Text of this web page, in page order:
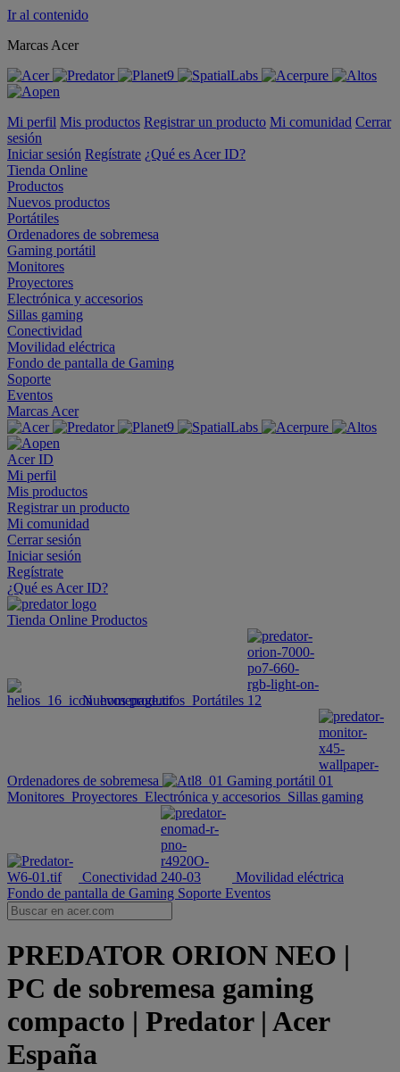
Ir al contenido
Marcas Acer
Mi perfil Mis productos Registrar un producto Mi comunidad Cerrar
sesión
Iniciar sesión Regístrate ¿Qué es Acer ID?
Tienda Online
Productos
Nuevos productos
Portátiles
Ordenadores de sobremesa
Gaming portátil
Monitores
Proyectores
Electrónica y accesorios
Sillas gaming
Conectividad
Movilidad eléctrica
Fondo de pantalla de Gaming
Soporte
Eventos
Marcas Acer
Acer ID
Mi perfil
Mis productos
Registrar un producto
Mi comunidad
Cerrar sesión
Iniciar sesión
Regístrate
¿Qué es Acer ID?
Tienda Online Productos
Nuevos productos Portátiles
Ordenadores de sobremesa
Gaming portátil
Monitores Proyectores Electrónica y accesorios Sillas gaming
Conectividad
Movilidad eléctrica
Fondo de pantalla de Gaming Soporte Eventos
PREDATOR ORION NEO |
PC de sobremesa gaming
compacto | Predator | Acer
España